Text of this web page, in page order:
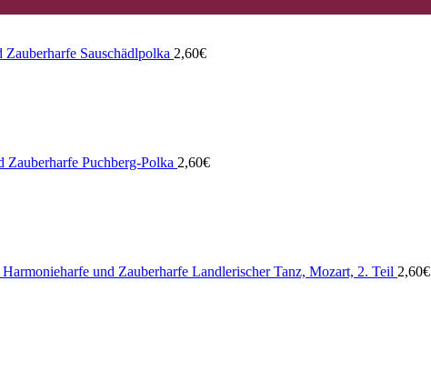
Sauschädlpolka 2,60€
Puchberg-Polka 2,60€
Landlerischer Tanz, Mozart, 2. Teil 2,60€